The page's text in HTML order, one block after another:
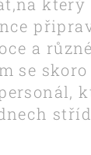
a
se skoro